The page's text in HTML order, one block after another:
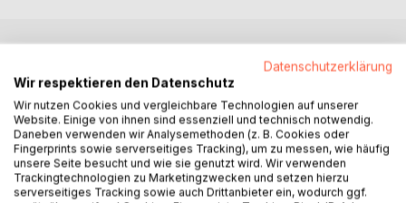
Als Tayler in einer Sommernacht nicht einschlafen kann,
entdeckt er etwas Unglaubliches:
Drei kleine Sternenwesen schweben vor seinem Fenster
und bitten ihn um Hilfe.
Der letzte Sternendrache der Welt ist verschwunden.
Datenschutzerklärung
Wir respektieren den Datenschutz
Wir nutzen Cookies und vergleichbare Technologien auf unserer
Website. Einige von ihnen sind essenziell und technisch notwendig.
Daneben verwenden wir Analysemethoden (z. B. Cookies oder
Fingerprints sowie serverseitiges Tracking), um zu messen, wie häufig
unsere Seite besucht und wie sie genutzt wird. Wir verwenden
Trackingtechnologien zu Marketingzwecken und setzen hierzu
serverseitiges Tracking sowie auch Drittanbieter ein, wodurch ggf.